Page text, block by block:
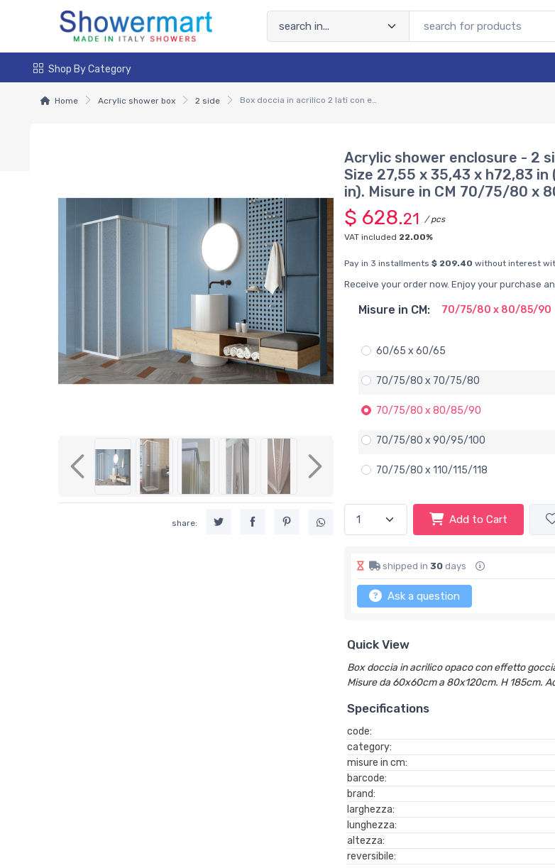
Shop By Category
Home Acrylic shower box 2 side
Previous Next
share:
Acrylic shower enclosure - 2
Size 27,55 x 35,43 x h72,83
in). Misure in CM 70/75/80 x
$ 628.21
/ pcs
VAT included 22.00%
Pay in 3 installments$ 209.40 without interest
Receive your order now. Enjoy your purchase
Misure in CM: 70/75/80 x 80/85/90
60/65 x 60/65
70/75/80 x 70/75/80
70/75/80 x 80/85/90
70/75/80 x 90/95/100
70/75/80 x 110/115/118
Add to Cart
shipped in30 days
Ask a question
Quick View
Box doccia in acrilico opaco con effetto
Misure da 60x60cm a 80x120cm. H 185cm.
Specifications
code:
category:
misure in cm:
barcode:
brand:
larghezza:
lunghezza:
altezza:
reversibile: